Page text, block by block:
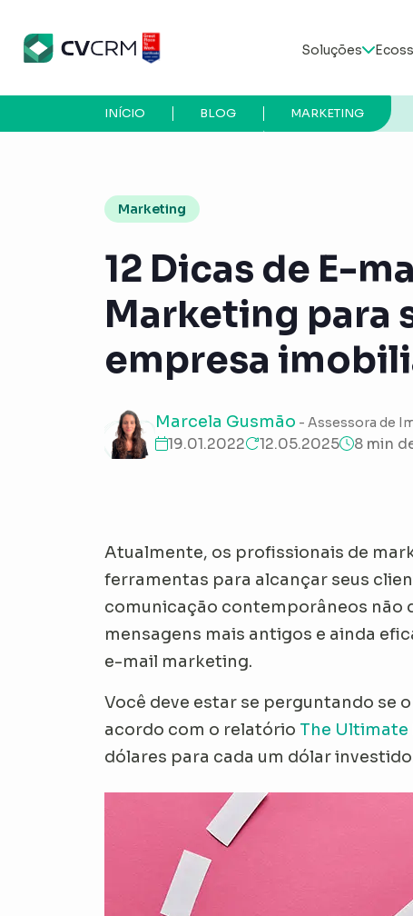
Soluções
MARKETING
BLOG
INÍCIO
Marketing
12 Dicas de E-
Marketing para
empresa
Marcela Gusmão - Assessora de
19.01.2022 12.05.2025 8 min
Atualmente, os profissionais de
ferramentas para alcançar seus
comunicação contemporâneos não
mensagens mais antigos e ainda
e-mail marketing.
Você deve estar se perguntando se
acordo com o relatório The Ultimate
dólares para cada um dólar